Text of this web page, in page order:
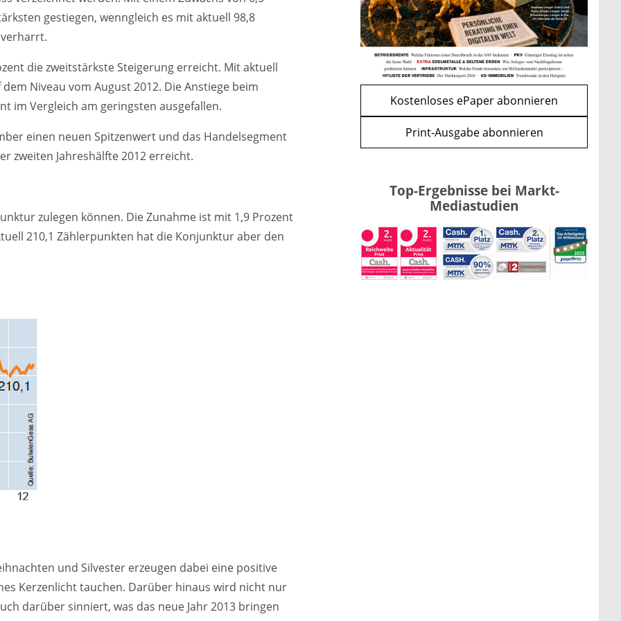
gestiegen, wenngleich es mit aktuell 98,8
die zweitstärkste Steigerung erreicht. Mit aktuell
Niveau vom August 2012. Die Anstiege beim
im Vergleich am geringsten ausgefallen.
einen neuen Spitzenwert und das Handelsegment
zweiten Jahreshälfte 2012 erreicht.
zulegen können. Die Zunahme ist mit 1,9 Prozent
210,1 Zählerpunkten hat die Konjunktur aber den
und Silvester erzeugen dabei eine positive
Kerzenlicht tauchen. Darüber hinaus wird nicht nur
darüber sinniert, was das neue Jahr 2013 bringen
WEITERE ARTIKEL
zurückweiter
mehr
Kostenloses ePaper abonnieren
Print-Ausgabe abonnieren
Top-Ergebnisse bei Markt-
Mediastudien